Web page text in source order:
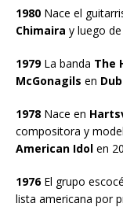
1980 Nace el
Chimaira y luego de
1979La banda The
McGonagils en
1978 Nace en
compositora y
American Idol en
1976El grupo
lista americana por